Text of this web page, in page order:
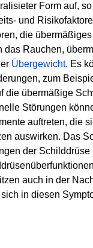
Form auf,
und
die
das Rauchen,
Übergewicht. Es
zum
die übermäßige
Störungen
auftreten, die
auswirken. Das
der
auch in der
in diesen